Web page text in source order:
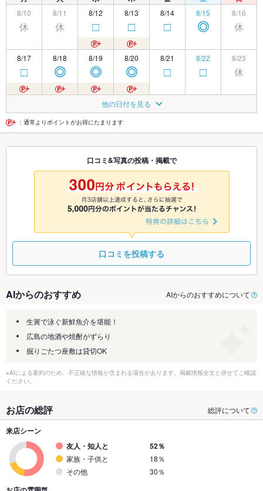
8/10
休
8/11
休
8/12
□
8/13
□
8/14
□
8/15
◎
8/16
休
8/17
□
8/18
◎
8/19
◎
8/20
◎
8/21
□
8/22
□
8/23
休
◎ ◎
8/26
◎
8/27
◎
8/28
◎ □ 休
8/31 9/1 9/2
◎
9/3
◎
9/4
◎
9/5 9/6
9/9
◎
9/10
◎
9/11
◎
9/12
他の日付を見る
：通常よりポイントがお得にたまります
口コミ&写真の投稿・掲載で
口コミを投稿する
AIからのおすすめ AIからのおすすめについて
生簀で泳ぐ新鮮魚介を堪能！
広島の地酒や焼酎がずらり
掘りごたつ座敷は貸切OK
※AIによる要約のため、不正確な情報が含まれる場合があります。掲載情報全文と併せてご確認
ください。
お店の総評 総評について
来店シーン
友人・知人と
52％
家族・子供と
18％
その他
30％